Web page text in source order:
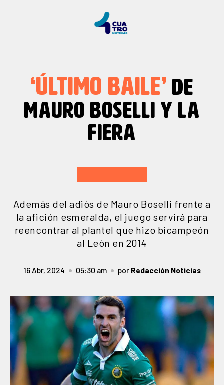
‘ÚLTIMO BAILE’ DE
MAURO BOSELLI Y LA
FIERA
Además del adiós de Mauro Boselli frente a
la afición esmeralda, el juego servirá para
reencontrar al plantel que hizo bicampeón
al León en 2014
16 Abr, 2024 05:30 am por Redacción Noticias